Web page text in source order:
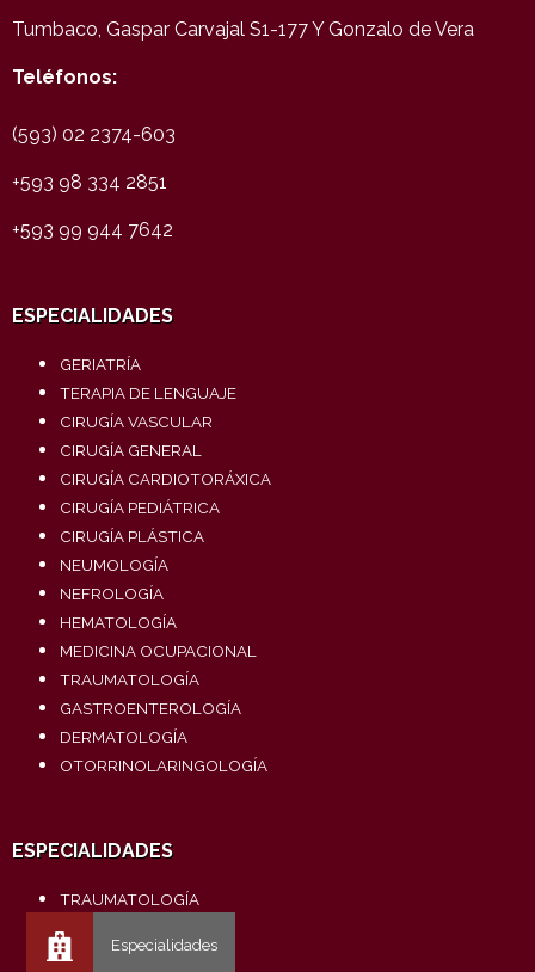
Tumbaco, Gaspar Carvajal S1-177 Y Gonzalo de Vera
Teléfonos:
(593) 02 2374-603
+593 98 334 2851
+593 99 944 7642
ESPECIALIDADES
GERIATRÍA
TERAPIA DE LENGUAJE
CIRUGÍA VASCULAR
CIRUGÍA GENERAL
CIRUGÍA CARDIOTORÁXICA
CIRUGÍA PEDIÁTRICA
CIRUGÍA PLÁSTICA
NEUMOLOGÍA
NEFROLOGÍA
HEMATOLOGÍA
MEDICINA OCUPACIONAL
TRAUMATOLOGÍA
GASTROENTEROLOGÍA
DERMATOLOGÍA
OTORRINOLARINGOLOGÍA
ESPECIALIDADES
TRAUMATOLOGÍA
UROLOGÍA
CARDIOLOGÍA